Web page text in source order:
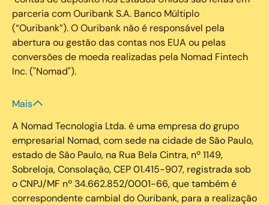
parceria com Ouribank S.A. Banco Múltiplo
(“Ouribank”). O Ouribank não é responsável pela
abertura ou gestão das contas nos EUA ou pelas
conversões de moeda realizadas pela Nomad Fintech
Inc. ("Nomad").
Mais
A Nomad Tecnologia Ltda. é uma empresa do grupo
empresarial Nomad, com sede na cidade de São Paulo,
estado de São Paulo, na Rua Bela Cintra, nº 1149,
Sobreloja, Consolação, CEP 01.415-907, registrada sob
o CNPJ/MF nº 34.662.852/0001-66, que também é
correspondente cambial do Ouribank, para a realização